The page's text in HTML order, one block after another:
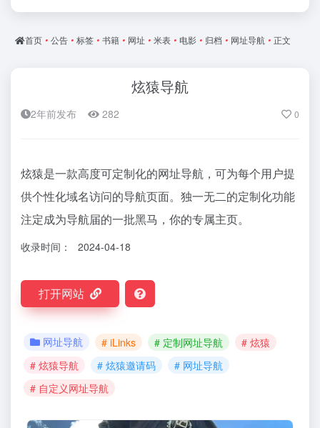
首页 • 公告 • 标签 • 书籍 • 网址 • 米表 • 电影 • 归档 • 网址导航 • 正文
炫猿导航
2年前发布 282 0
炫猿是一款高度可定制化的网址导航，可为每个用户提
供个性化域名访问的导航页面。独一无二的定制化功能
注定成为导航届的一批黑马，你的专属主页。
收录时间： 2024-04-18
打开网站
网址导航 # iLinks # 定制网址导航
# 炫猿
# 炫猿导航
# 炫猿邀请码
# 网址导航
# 自定义网址导航